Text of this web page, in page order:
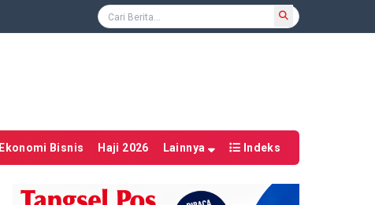
Ekonomi Bisnis Haji 2026 Lainnya Indeks